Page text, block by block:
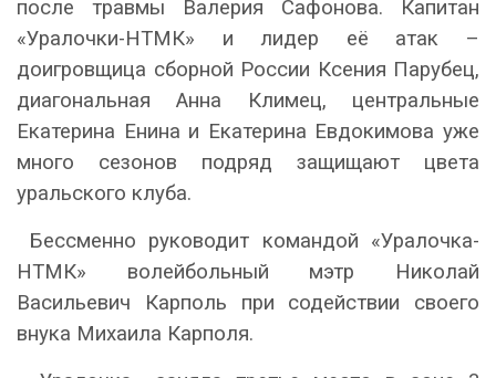
после травмы Валерия Сафонова. Капитан
«Уралочки-НТМК» и лидер её атак –
доигровщица сборной России Ксения Парубец,
диагональная Анна Климец, центральные
Екатерина Енина и Екатерина Евдокимова уже
много сезонов подряд защищают цвета
уральского клуба.
Бессменно руководит командой «Уралочка-
НТМК» волейбольный мэтр Николай
Васильевич Карполь при содействии своего
внука Михаила Карполя.